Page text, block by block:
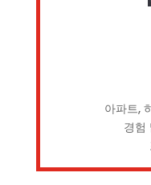
아파트,
경험